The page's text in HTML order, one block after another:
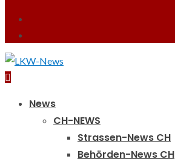
News
CH-NEWS
Strassen-News CH
Behörden-News CH